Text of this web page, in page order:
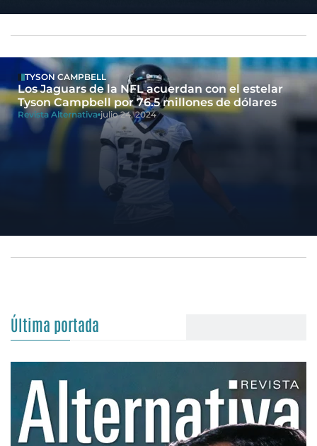
TYSON CAMPBELL
Los Jaguars de la NFL acuerdan con el estelar
Tyson Campbell por 76.5 millones de dólares
Revista Alternativa julio 24, 2024
Última portada